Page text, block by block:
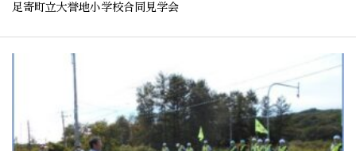
足寄町立大誉地小学校合同見学会